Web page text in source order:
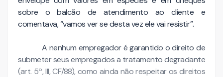
sobre o balcão de atendimento ao cliente e
comentava, “vamos ver se desta vez ele vai resistir”.
A nenhum empregador é garantido o direito de
submeter seus empregados a tratamento degradante
(art. 5º, III, CF/88), como ainda não respeitar os direitos